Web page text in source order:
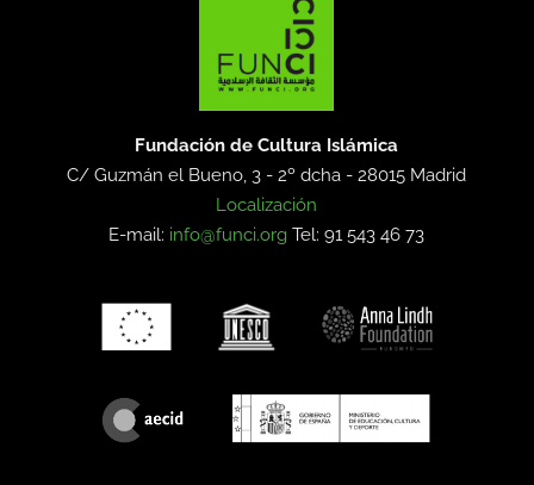
Fundación de Cultura Islámica
C/ Guzmán el Bueno, 3 - 2º dcha -28015 Madrid
Localización
E-mail: info@funci.org Tel: 91 543 46 73